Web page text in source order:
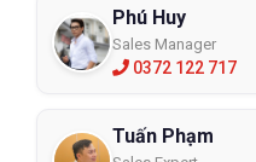
Phú Huy
Sales Manager
0372 122 717
Tuấn Phạm